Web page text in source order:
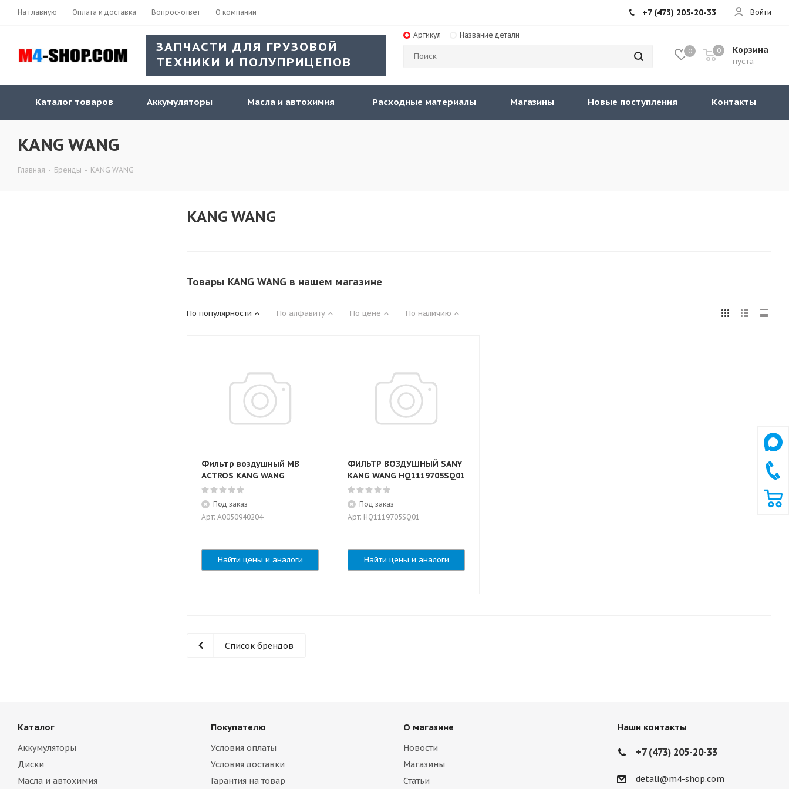
На главную Оплата и доставка Вопрос-ответ О компании Войти
+7 (473) 205-20-33
ЗАПЧАСТИ ДЛЯ ГРУЗОВОЙ
ТЕХНИКИ И ПОЛУПРИЦЕПОВ
Артикул Название детали
0 Корзина
пуста
0
Каталог товаров Аккумуляторы Масла и автохимия Расходные материалы Магазины Новые поступления Контакты
KANG WANG
Главная - Бренды - KANG WANG
KANG WANG
Товары KANG WANG в нашем магазине
По популярности По алфавиту По цене По наличию
Фильтр воздушный MB
ACTROS KANG WANG
Под заказ
Арт: A0050940204
Найти цены и аналоги
ФИЛЬТР ВОЗДУШНЫЙ SANY
KANG WANG HQ1119705SQ01
Под заказ
Арт: HQ1119705SQ01
Найти цены и аналоги
Список брендов
Каталог
Аккумуляторы
Диски
Масла и автохимия
Покупателю
Условия оплаты
Условия доставки
Гарантия на товар
О магазине
Новости
Магазины
Статьи
Наши контакты
+7 (473) 205-20-33
detali@m4-shop.com